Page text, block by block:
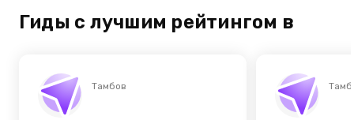
Гиды с лучшим рейтингом в
Тамбов